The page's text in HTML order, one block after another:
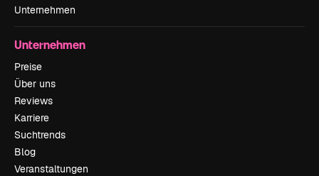
Unternehmen
Unternehmen
Preise
Über uns
Reviews
Karriere
Suchtrends
Blog
Veranstaltungen